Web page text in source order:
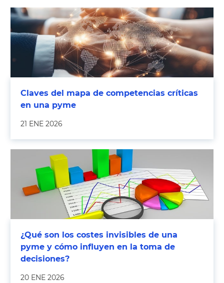
Claves del mapa de competencias críticas
en una pyme
21 ENE 2026
¿Qué son los costes invisibles de una
pyme y cómo influyen en la toma de
decisiones?
20 ENE 2026